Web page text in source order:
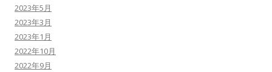
2023年5月
2023年3月
2023年1月
2022年10月
2022年9月